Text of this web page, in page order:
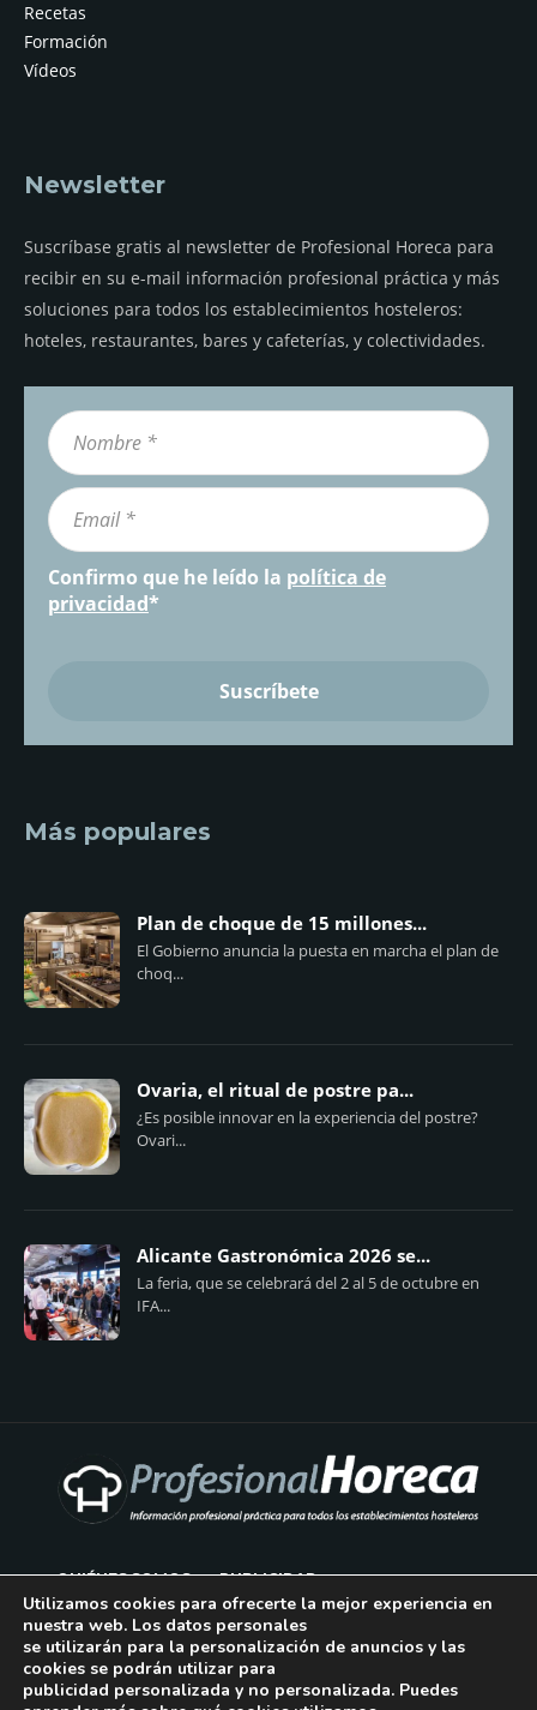
Recetas
Formación
Vídeos
Newsletter
Suscríbase gratis al newsletter de Profesional Horeca para
recibir en su e-mail información profesional práctica y más
soluciones para todos los establecimientos hosteleros:
hoteles, restaurantes, bares y cafeterías, y colectividades.
Confirmo que he leído la política de
privacidad*
Más populares
Plan de choque de 15 millones...
El Gobierno anuncia la puesta en marcha el plan de
choq...
Ovaria, el ritual de postre pa...
¿Es posible innovar en la experiencia del postre?
Ovari...
Alicante Gastronómica 2026 se...
La feria, que se celebrará del 2 al 5 de octubre en
IFA...
QUIÉNES SOMOS PUBLICIDAD
AVISO LEGAL
POLÍTICA DE COOKIES
Utilizamos cookies para ofrecerte la mejor experiencia en
nuestra web. Los datos personales
se utilizarán para la personalización de anuncios y las
cookies se podrán utilizar para
publicidad personalizada y no personalizada. Puedes